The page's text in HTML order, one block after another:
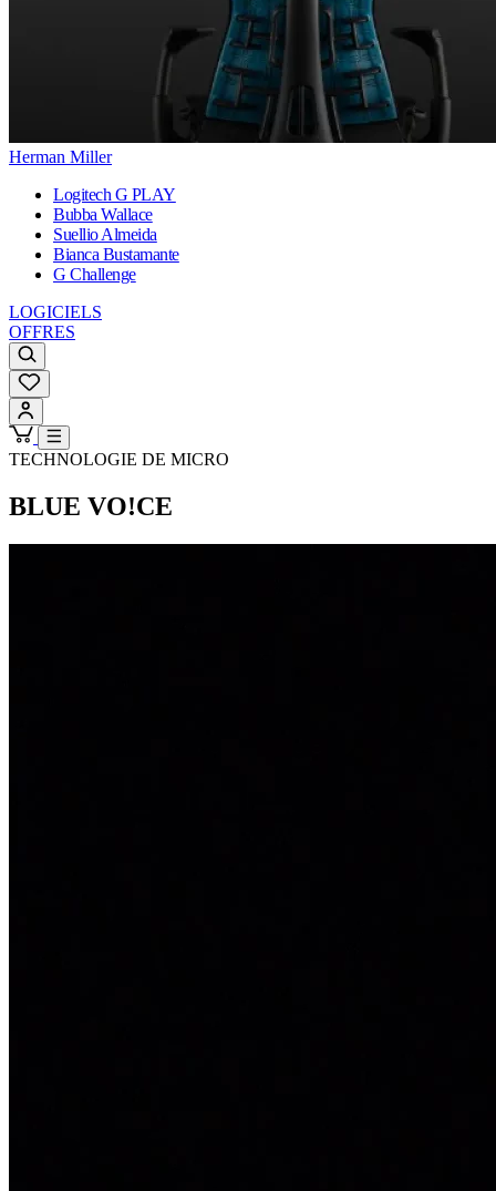
Herman Miller
Logitech G PLAY
Bubba Wallace
Suellio Almeida
Bianca Bustamante
G Challenge
LOGICIELS
OFFRES
TECHNOLOGIE DE MICRO
BLUE VO!CE